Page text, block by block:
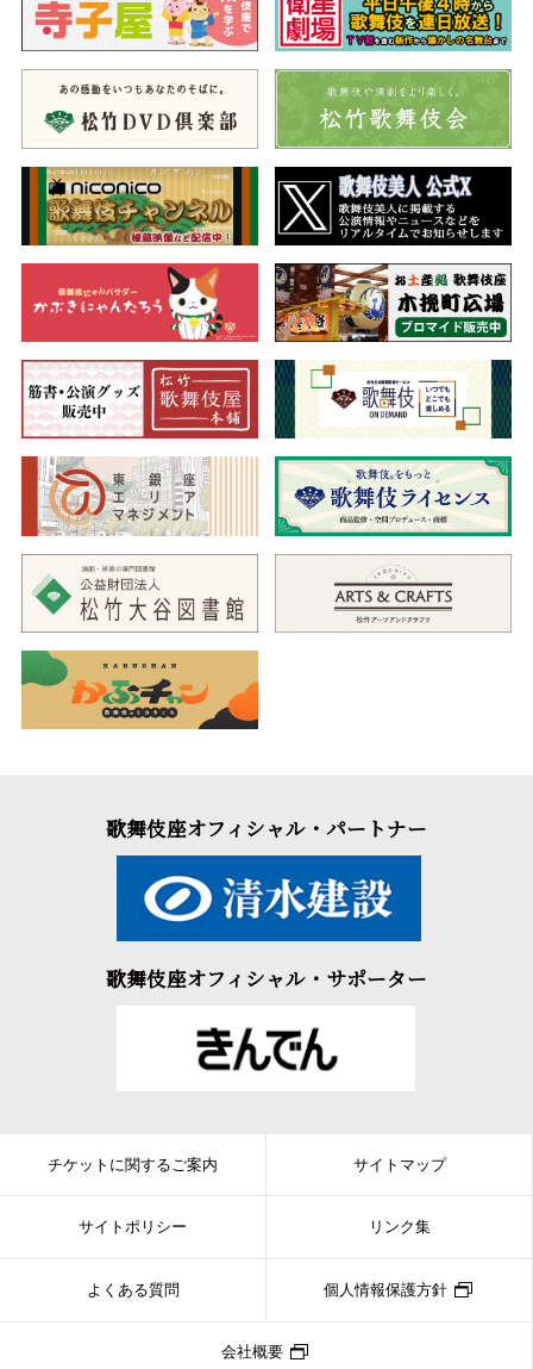
歌舞伎座オフィシャル・パートナー
歌舞伎座オフィシャル・サポーター
チケットに関するご案内 サイトマップ
サイトポリシー リンク集
よくある質問 個人情報保護方針
会社概要